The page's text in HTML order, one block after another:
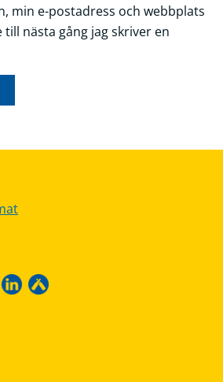
min e-postadress och webbplats
nästa gång jag skriver en